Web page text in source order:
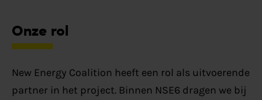
Onze rol
New Energy Coalition heeft een rol als uitvoerende
partner in het project. Binnen NSE6 dragen we bij